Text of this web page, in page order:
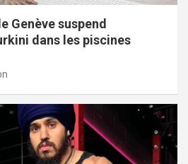
Genève suspend
dans les piscines